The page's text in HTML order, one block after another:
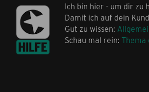
Ich bin hier - um dir zu
Damit ich auf dein
Gut zu wissen:
Schau mal rein: Thema